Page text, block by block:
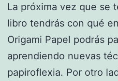
La próxima vez que se
libro tendrás con qué
Origami Papel podrás
aprendiendo nuevas
papiroflexia. Por otro